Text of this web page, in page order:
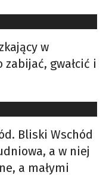
w
gwałcić i
Bliski Wschód
a w niej
a małymi